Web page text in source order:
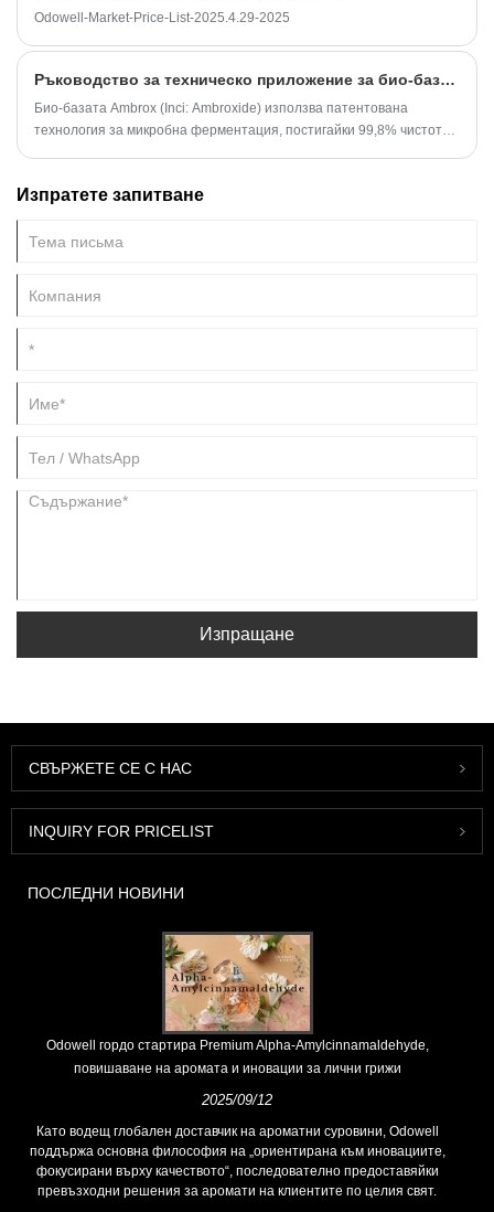
Odowell-Market-Price-List-2025.4.29-2025
Ръководство за техническо приложение за био-базиран Ambrox in Cosmetics
Био-базата Ambrox (Inci: Ambroxide) използва патентована
технология за микробна ферментация, постигайки 99,8% чистота,
14067), напълно съвместим с предстоящите ограничения на
Изпратете запитване
Изпращане
СВЪРЖЕТЕ СЕ С НАС
INQUIRY FOR PRICELIST
ПОСЛЕДНИ НОВИНИ
Odowell гордо стартира Premium Alpha-Amylcinnamaldehyde,
повишаване на аромата и иновации за лични грижи
2025/09/12
Като водещ глобален доставчик на ароматни суровини, Odowell
поддържа основна философия на „ориентирана към иновациите,
фокусирани върху качеството“, последователно предоставяйки
превъзходни решения за аромати на клиентите по целия свят.